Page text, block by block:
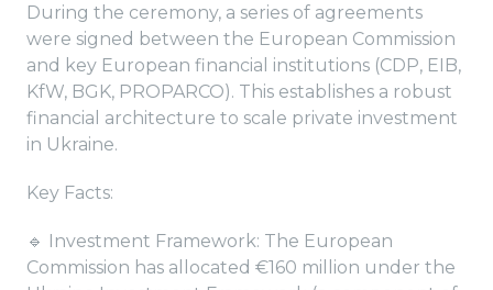
During the ceremony, a series of agreements
were signed between the European Commission
and key European financial institutions (CDP, EIB,
KfW, BGK, PROPARCO). This establishes a robust
financial architecture to scale private investment
in Ukraine.
Key Facts:
🔹 Investment Framework: The European
Commission has allocated €160 million under the